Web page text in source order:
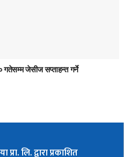
जेसीज सप्ताहन्त गर्ने
प्रा. लि. द्वारा प्रकाशित